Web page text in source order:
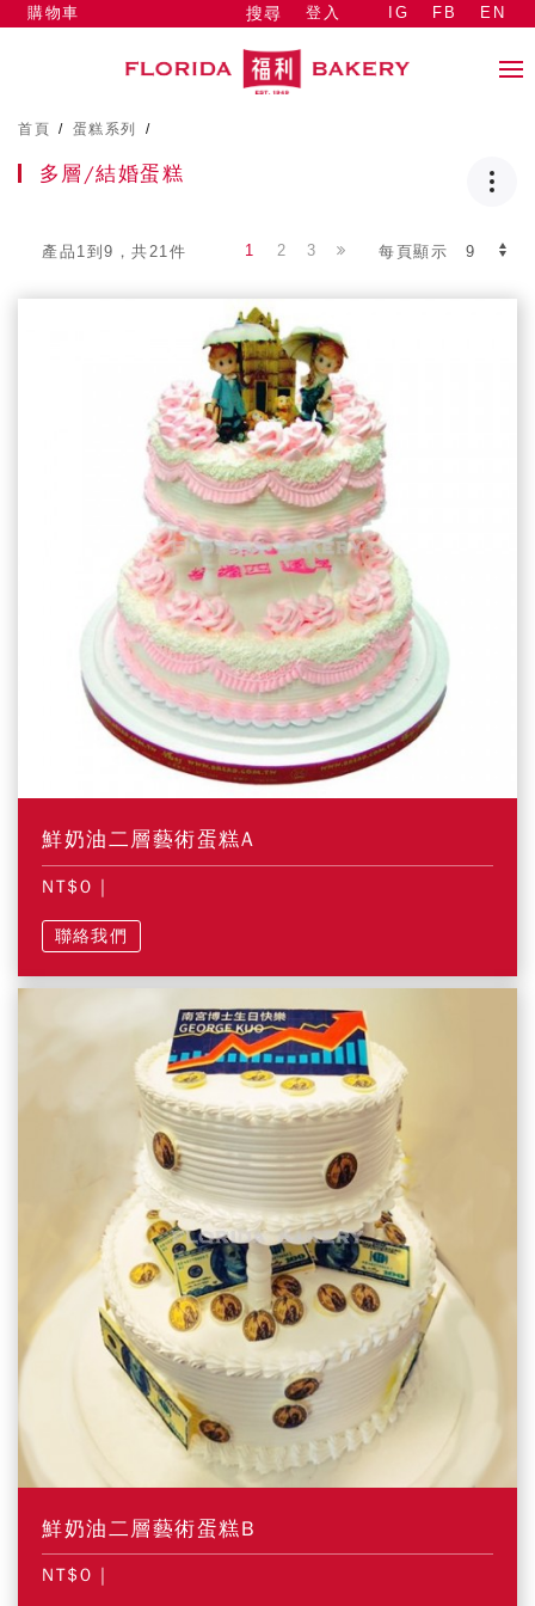
搜尋 登入
購物車 IG FB EN
首頁 / 蛋糕系列 /
多層/結婚蛋糕
產品1到9，共21件 每頁顯示
1 2 3
鮮奶油二層藝術蛋糕A
NT$0 |
聯絡我們
鮮奶油二層藝術蛋糕B
NT$0